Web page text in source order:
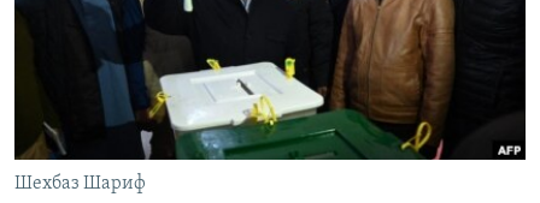
РАСПИСАНИЕ ВЕЩАНИЯ
ПОДПИШИТЕСЬ НА РАССЫЛКУ
СОЦИАЛЬНЫЕ СЕТИ
Шехбаз Шариф